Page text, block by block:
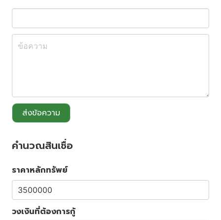
ส่งข้อความ
คำนวณสินเชื่อ
ราคาหลักทรัพย์
วงเงินที่ต้องการกู้